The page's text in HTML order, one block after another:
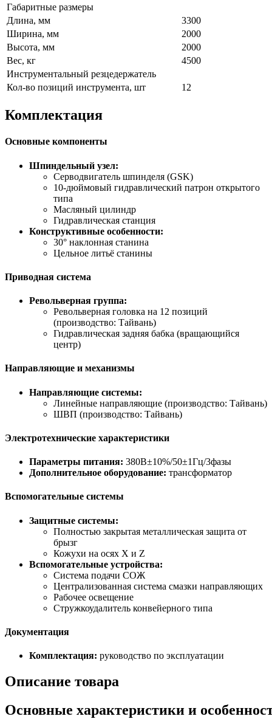
Габаритные размеры
Длина, мм
3300
Ширина, мм
2000
Высота, мм
2000
Вес, кг
4500
Инструментальный резцедержатель
Кол-во позиций инструмента, шт
12
Комплектация
Основные компоненты
Шпиндельный узел:
Серводвигатель шпинделя (GSK)
10-дюймовый гидравлический патрон открытого
типа
Масляный цилиндр
Гидравлическая станция
Конструктивные особенности:
30° наклонная станина
Цельное литьё станины
Приводная система
Револьверная группа:
Револьверная головка на 12 позиций
(производство: Тайвань)
Гидравлическая задняя бабка (вращающийся
центр)
Направляющие и механизмы
Направляющие системы:
Линейные направляющие (производство: Тайвань)
ШВП (производство: Тайвань)
Электротехнические характеристики
Параметры питания: 380В±10%/50±1Гц/3фазы
Дополнительное оборудование: трансформатор
Вспомогательные системы
Защитные системы:
Полностью закрытая металлическая защита от
брызг
Кожухи на осях X и Z
Вспомогательные устройства:
Система подачи СОЖ
Централизованная система смазки направляющих
Рабочее освещение
Стружкоудалитель конвейерного типа
Документация
Комплектация: руководство по эксплуатации
Описание товара
Основные характеристики и